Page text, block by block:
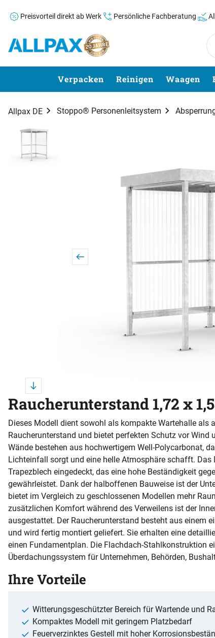
Preisvorteil direkt ab Werk Persönliche Fachberatung
Zum Hauptinhalt springen
Verpacken Reinigen Waagen
Allpax DE Stoppo® Personenleitsystem
Produktgalerie
Zur Kaufbox springen
Raucherunterstand 1,72 x
Dieses Modell dient sowohl als kompakte Wartehalle als
Raucherunterstand und bietet perfekten Schutz vor Wind
Wände bestehen aus hochwertigem Well-Polycarbonat,
Lichteinfall sorgt und eine helle Atmosphäre schafft. Das
Trapezblech eingedeckt, das eine hohe Beständigkeit
gewährleistet. Dank der halboffenen Bauweise ist der
bietet im Vergleich zu geschlossenen Modellen mehr
zusätzlichen Komfort während des Verweilens ist der
ausgestattet. Der Raucherunterstand besteht aus einem
und wird fertig montiert geliefert. Sie erhalten eine
einen Fundamentplan. Die Flachdach-Stahlkonstruktion
Überdachungssystem für Unternehmen, Behörden,
Ihre Vorteile
Witterungsgeschützter Bereich für Wartende und
Kompaktes Modell mit geringem Platzbedarf
Feuerverzinktes Gestell mit hoher